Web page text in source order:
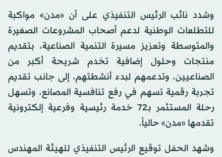
وشدد نائب الرئيس التنفيذي على أن «مدن» مواكبة
للتطلعات الوطنية لدعم أصحاب المشروعات الصغيرة
والمتوسطة وتعزيز مسيرة التنمية الصناعية، بتقديم
منتجات وحلول إضافية تخدم شريحة أكبر من
الصناعيين، وتدعمهم لبدء أنشطتهم، إلى جانب تقديم
تجربة رقمية تسهم في رفع تنافسية المصانع، وتسهل
رحلة المستثمر بـ72 خدمة رئيسية وفرعية إلكترونية
تقدمها «مدن» حالياً.
وشهد الحفل توقيع الرئيس التنفيذي للهيئة المهندس